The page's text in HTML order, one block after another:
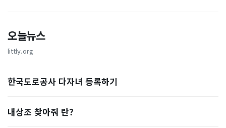
오늘뉴스
littly.org
한국도로공사 다자녀 등록하기
내상조 찾아줘 란?